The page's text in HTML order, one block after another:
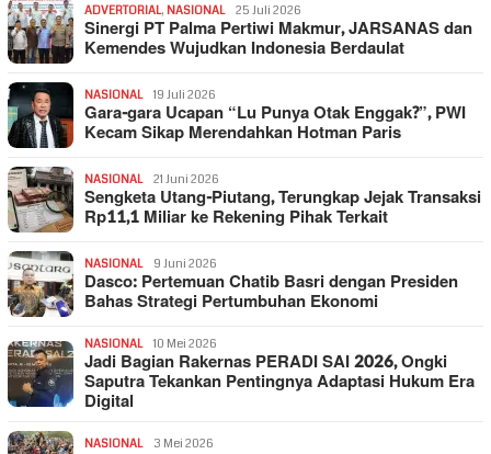
ADVERTORIAL, NASIONAL 25 Juli 2026
Sinergi PT Palma Pertiwi Makmur, JARSANAS dan
Kemendes Wujudkan Indonesia Berdaulat
NASIONAL 19 Juli 2026
Gara-gara Ucapan “Lu Punya Otak Enggak?”, PWI
Kecam Sikap Merendahkan Hotman Paris
NASIONAL 21 Juni 2026
Sengketa Utang-Piutang, Terungkap Jejak Transaksi
Rp11,1 Miliar ke Rekening Pihak Terkait
NASIONAL 9 Juni 2026
Dasco: Pertemuan Chatib Basri dengan Presiden
Bahas Strategi Pertumbuhan Ekonomi
NASIONAL 10 Mei 2026
Jadi Bagian Rakernas PERADI SAI 2026, Ongki
Saputra Tekankan Pentingnya Adaptasi Hukum Era
Digital
NASIONAL 3 Mei 2026